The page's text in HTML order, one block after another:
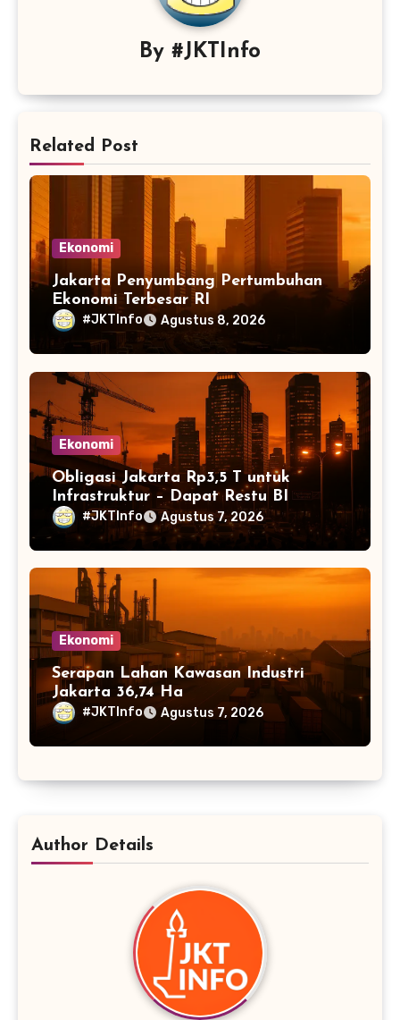
By #JKTInfo
Related Post
Ekonomi
Jakarta Penyumbang Pertumbuhan
Ekonomi Terbesar RI
#JKTInfo Agustus 8, 2026
Ekonomi
Obligasi Jakarta Rp3,5 T untuk
Infrastruktur – Dapat Restu BI
#JKTInfo Agustus 7, 2026
Ekonomi
Serapan Lahan Kawasan Industri
Jakarta 36,74 Ha
#JKTInfo Agustus 7, 2026
Author Details